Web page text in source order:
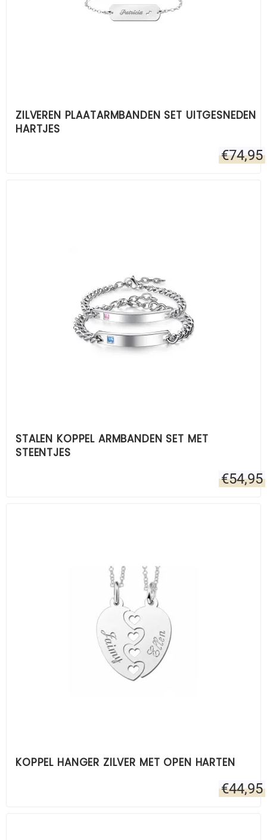
ZILVEREN PLAATARMBANDEN SET UITGESNEDEN
HARTJES
€74,95
STALEN KOPPEL ARMBANDEN SET MET
STEENTJES
€54,95
KOPPEL HANGER ZILVER MET OPEN HARTEN
€44,95